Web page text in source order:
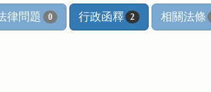
律問題 0 行政函釋 2 相關法條